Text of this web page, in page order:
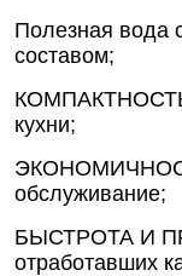
Полезная вода
составом;
кухни;
обслуживание;
БЫСТРОТА И
отработавших